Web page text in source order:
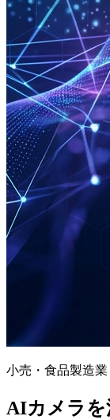
小売・食品製造業
AIカメラ